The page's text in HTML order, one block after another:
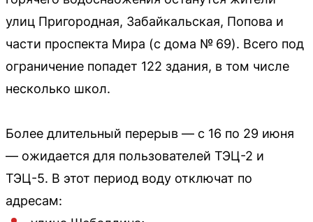
улиц Пригородная, Забайкальская, Попова и
части проспекта Мира (с дома № 69). Всего под
ограничение попадет 122 здания, в том числе
несколько школ.
Более длительный перерыв — с 16 по 29 июня
— ожидается для пользователей ТЭЦ-2 и
ТЭЦ-5. В этот период воду отключат по
адресам: